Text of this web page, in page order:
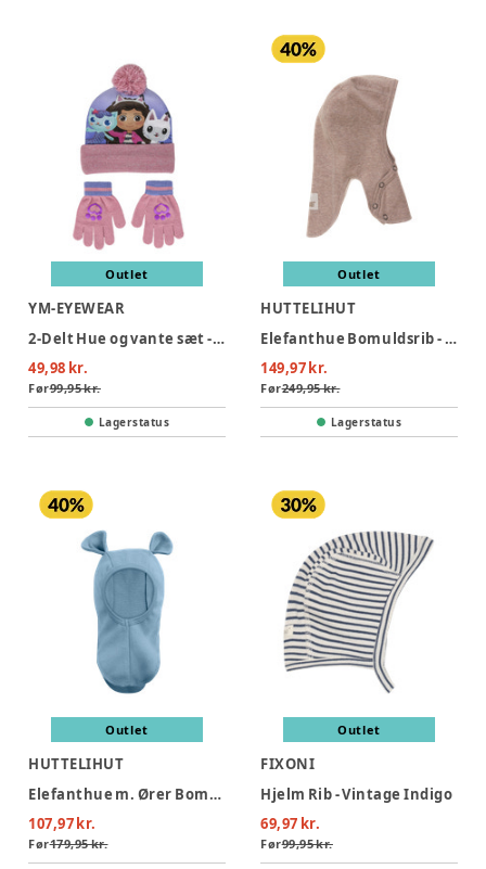
Outlet
YM-EYEWEAR
2-Delt Hue og vante sæt - Gabby's Dollhouse - LRØD/LILLA
49,98 kr.
Før99,95 kr.
Lagerstatus
Outlet
HUTTELIHUT
Elefanthue Bomuldsrib - Savannah Melange
149,97 kr.
Før249,95 kr.
Lagerstatus
Outlet
HUTTELIHUT
Elefanthue m. Ører Bomuldsrib - Windward Blue
107,97 kr.
Før179,95 kr.
Outlet
FIXONI
Hjelm Rib - Vintage Indigo
69,97 kr.
Før99,95 kr.